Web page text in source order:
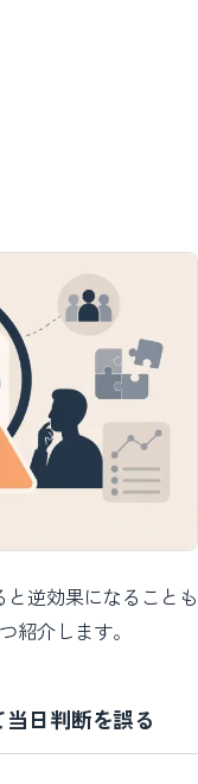
逆効果になることも
紹介します。
日判断を誤る